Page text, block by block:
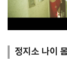
정지소 나이